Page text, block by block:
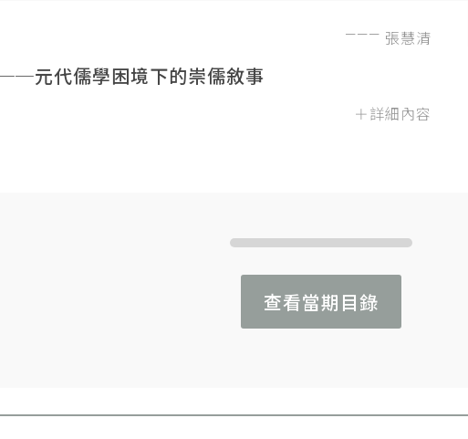
張慧清
元代儒學困境下的崇儒敘事
＋詳細內容
查看當期目錄